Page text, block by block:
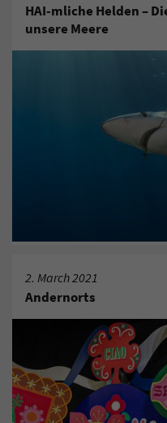
HAI-mliche Helden –
unsere Meere
2. March 2021
Andernorts